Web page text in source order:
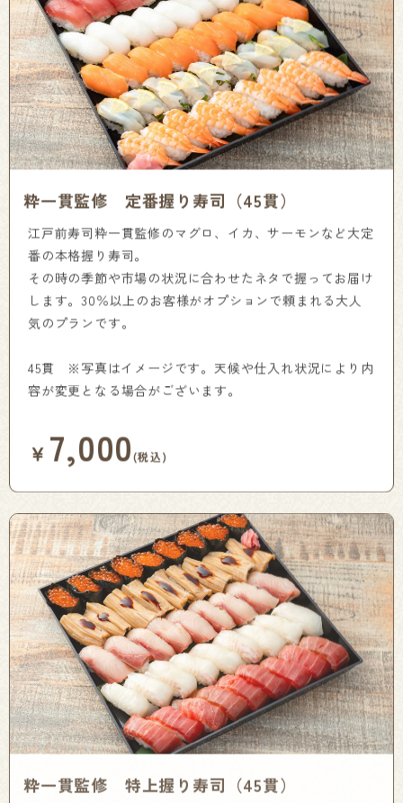
粋一貫監修 定番握り寿司（45貫）
江戸前寿司粋一貫監修のマグロ、イカ、サーモンなど大定
番の本格握り寿司。
その時の季節や市場の状況に合わせたネタで握ってお届け
します。30％以上のお客様がオプションで頼まれる大人
気のプランです。
45貫 ※写真はイメージです。天候や仕入れ状況により内
容が変更となる場合がございます。
￥ 7,000(税込)
粋一貫監修 特上握り寿司（45貫）